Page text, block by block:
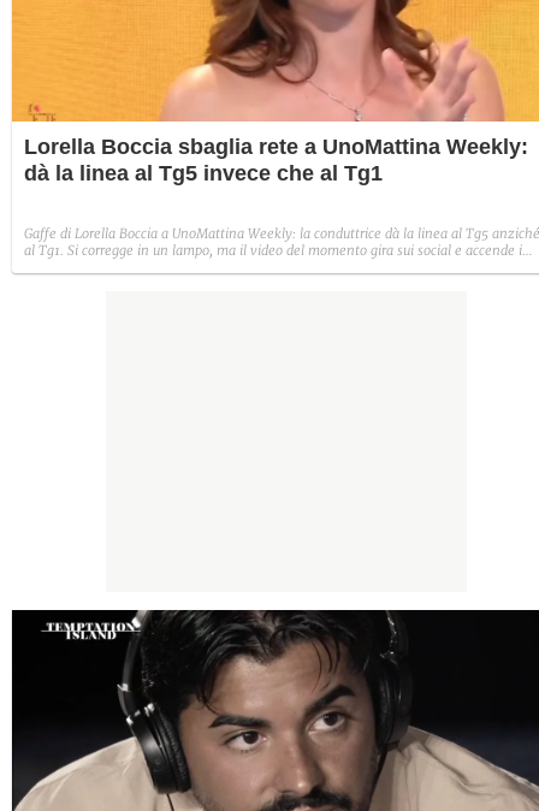
Lorella Boccia sbaglia rete a UnoMattina Weekly:
dà la linea al Tg5 invece che al Tg1
Gaffe di Lorella Boccia a UnoMattina Weekly: la conduttrice dà la linea al Tg5 anziché
al Tg1. Si corregge in un lampo, ma il video del momento gira sui social e accende i